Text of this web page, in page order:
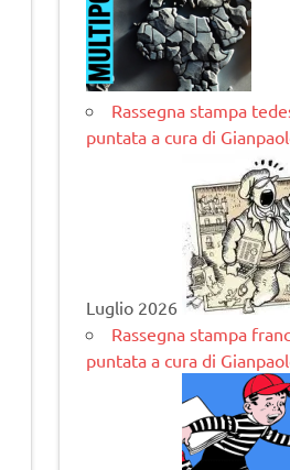
Rassegna stampa
puntata a cura di
Luglio 2026
Rassegna stampa
puntata a cura di